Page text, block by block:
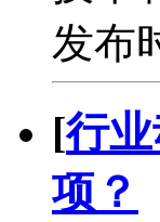
发布
[行
项？